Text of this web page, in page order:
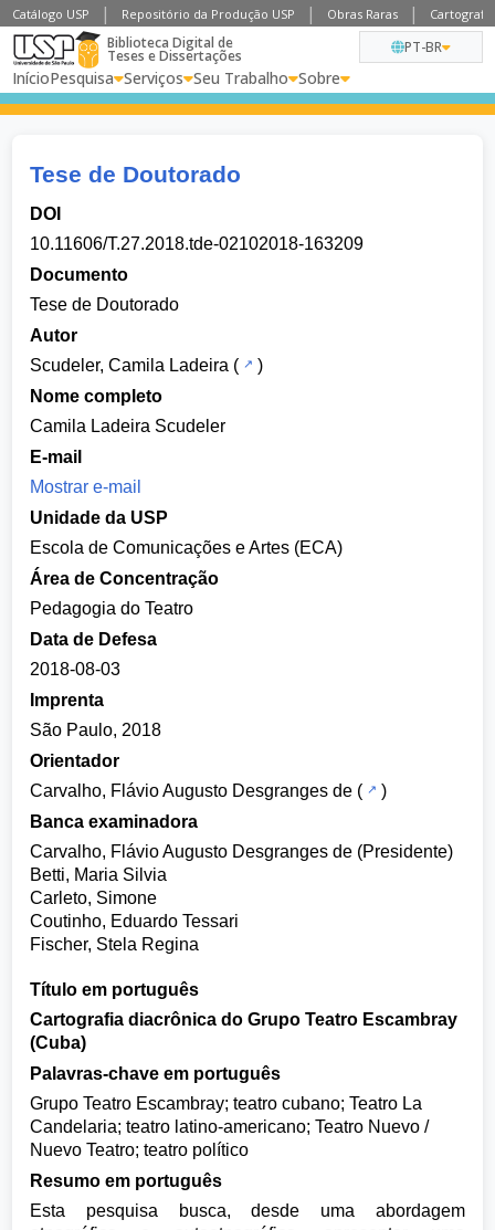
Catálogo USP Repositório da Produção USP Obras Raras
Biblioteca Digital de
Teses e Dissertações
InícioPesquisa Serviços Seu Trabalho Sobre
PT-BR
Tese de Doutorado
DOI
10.11606/T.27.2018.tde-02102018-163209
Documento
Tese de Doutorado
Autor
Scudeler, Camila Ladeira (
)
Nome completo
Camila Ladeira Scudeler
E-mail
Mostrar e-mail
Unidade da USP
Escola de Comunicações e Artes (ECA)
Área de Concentração
Pedagogia do Teatro
Data de Defesa
2018-08-03
Imprenta
São Paulo, 2018
Orientador
Carvalho, Flávio Augusto Desgranges de (
)
Banca examinadora
Carvalho, Flávio Augusto Desgranges de (Presidente)
Betti, Maria Silvia
Carleto, Simone
Coutinho, Eduardo Tessari
Fischer, Stela Regina
Título em português
Cartografia diacrônica do Grupo Teatro Escambray
(Cuba)
Palavras-chave em português
Grupo Teatro Escambray; teatro cubano; Teatro La
Candelaria; teatro latino-americano; Teatro Nuevo /
Nuevo Teatro; teatro político
Resumo em português
Esta pesquisa busca, desde uma abordagem